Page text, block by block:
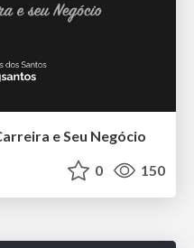
e Seu Negócio
0 150